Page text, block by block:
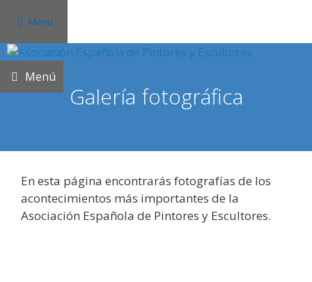
contenido
Menu
Menú
Galería fotográfica
En esta página encontrarás fotografías de los
acontecimientos más importantes de la
Asociación Española de Pintores y Escultores.